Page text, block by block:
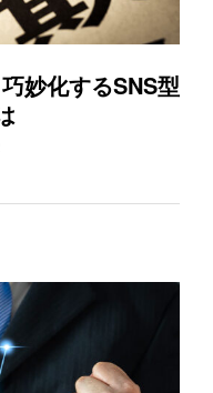
妙化するSNS型